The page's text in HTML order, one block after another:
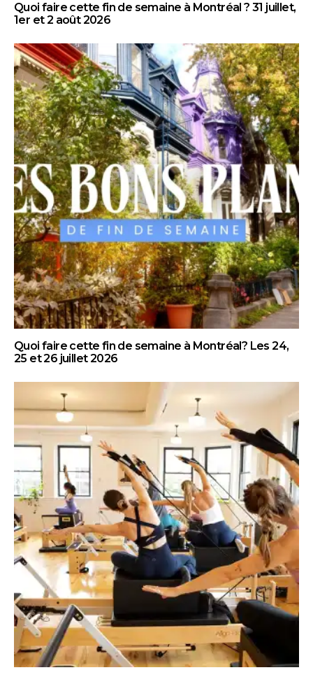
Quoi faire cette fin de semaine à Montréal ? 31 juillet,
1er et 2 août 2026
Quoi faire cette fin de semaine à Montréal? Les 24,
25 et 26 juillet 2026